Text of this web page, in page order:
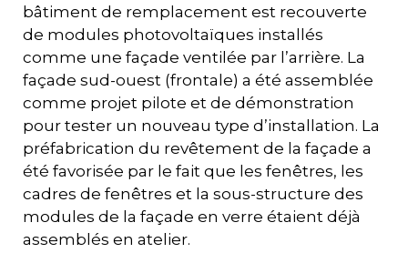
bâtiment de remplacement est recouverte
de modules photovoltaïques installés
comme une façade ventilée par l’arrière. La
façade sud-ouest (frontale) a été assemblée
comme projet pilote et de démonstration
pour tester un nouveau type d’installation. La
préfabrication du revêtement de la façade a
été favorisée par le fait que les fenêtres, les
cadres de fenêtres et la sous-structure des
modules de la façade en verre étaient déjà
assemblés en atelier.